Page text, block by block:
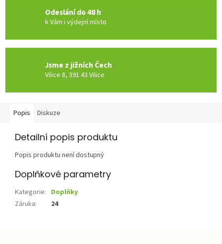
Odeslání do 48 h
k Vám i výdejní místo
Jsme z jižních Čech
Vilice 8, 391 43 Vilice
Popis Diskuze
Detailní popis produktu
Popis produktu není dostupný
Doplňkové parametry
Kategorie: Doplňky
Záruka: 24